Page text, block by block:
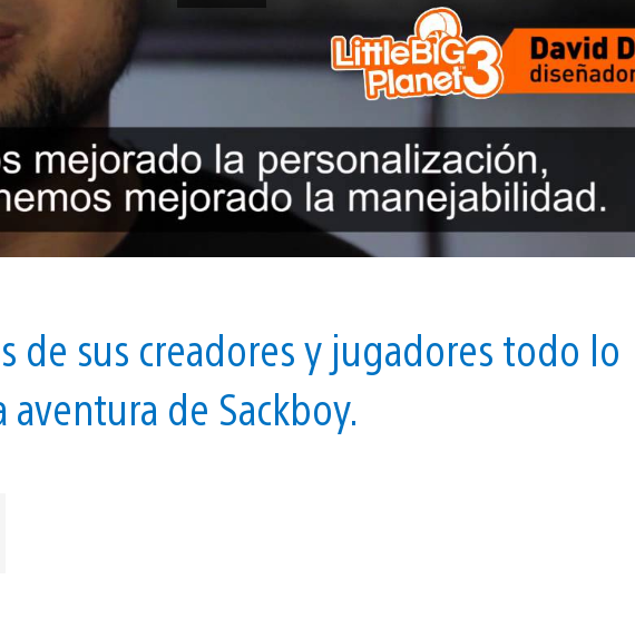
impresiones
LittleBigPlanet
de sus creadores y jugadores todo lo
de Sackboy.